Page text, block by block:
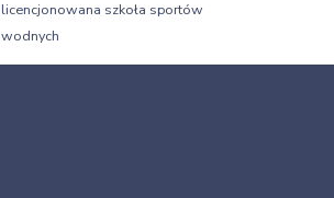
licencjonowana szkoła sportów
wodnych